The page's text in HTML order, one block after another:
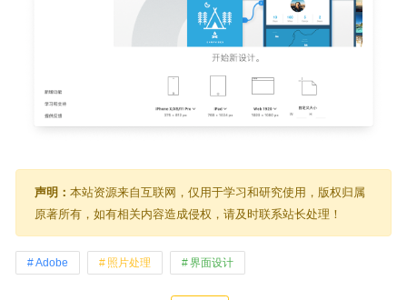
声明： 本站资源来自互联网，仅用于学习和研究使用，版权归属
原著所有，如有相关内容造成侵权，请及时联系站长处理！
Adobe 照片处理 界面设计